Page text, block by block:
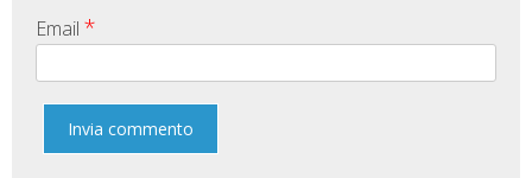
Email *